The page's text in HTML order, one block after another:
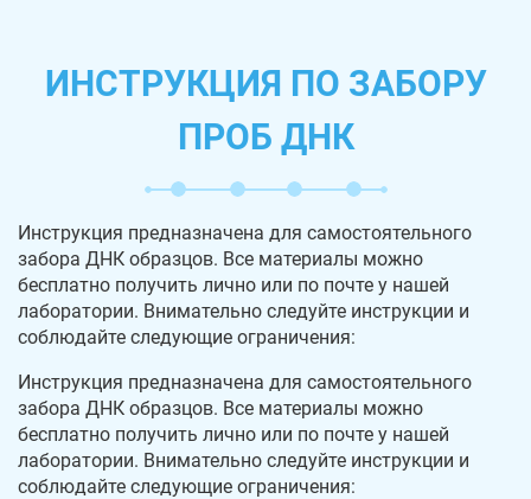
ИНСТРУКЦИЯ ПО ЗАБОРУ
ПРОБ ДНК
Инструкция предназначена для самостоятельного
забора ДНК образцов. Все материалы можно
бесплатно получить лично или по почте у нашей
лаборатории. Внимательно следуйте инструкции и
соблюдайте следующие ограничения:
Инструкция предназначена для самостоятельного
забора ДНК образцов. Все материалы можно
бесплатно получить лично или по почте у нашей
лаборатории. Внимательно следуйте инструкции и
соблюдайте следующие ограничения: